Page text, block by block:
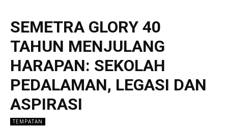
SEMETRA GLORY 40
TAHUN MENJULANG
HARAPAN: SEKOLAH
PEDALAMAN, LEGASI DAN
ASPIRASI
TEMPATAN